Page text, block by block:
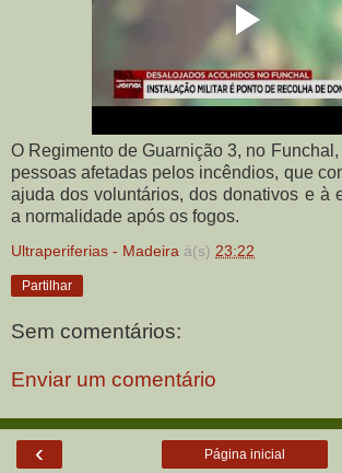
O Regimento de Guarnição 3, no
pessoas afetadas pelos incêndios, que
ajuda dos voluntários, dos donativos e à
a normalidade após os fogos.
Ultraperiferias - Madeira à(s) 23:22
Partilhar
Sem comentários:
Enviar um comentário
‹ Página inicial